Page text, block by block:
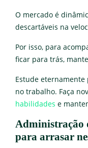
O mercado é
descartáveis na
Por isso, para
ficar para trás,
Estude
no trabalho. Faça
habilidades e
Administração
para arrasar